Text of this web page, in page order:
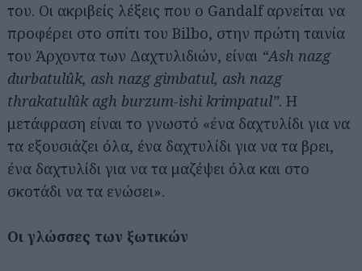
του. Οι ακριβείς λέξεις που ο Gandalf αρνείται να
προφέρει στο σπίτι του Bilbo, στην πρώτη ταινία
του Άρχοντα των Δαχτυλιδιών, είναι “Ash nazg
durbatulûk, ash nazg gimbatul, ash nazg
thrakatulûk agh burzum-ishi krimpatul”. Η
μετάφραση είναι το γνωστό «ένα δαχτυλίδι για να
τα εξουσιάζει όλα, ένα δαχτυλίδι για να τα βρει,
ένα δαχτυλίδι για να τα μαζέψει όλα και στο
σκοτάδι να τα ενώσει».
Οι γλώσσες των ξωτικών